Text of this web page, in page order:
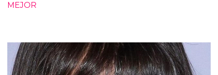
MEJOR